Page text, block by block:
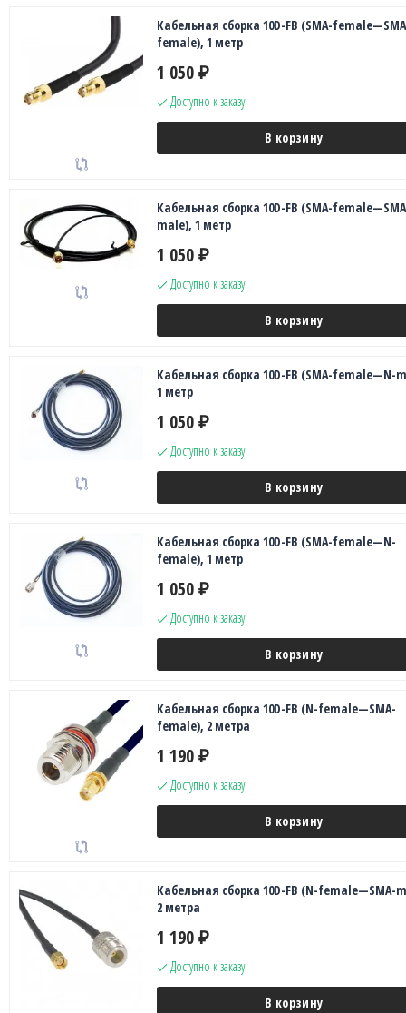
Кабельная сборка 10D-FB (SMA-
female), 1 метр
1 050 ₽
Доступно к заказу
В корзину
Кабельная сборка 10D-FB (SMA-
male), 1 метр
1 050 ₽
Доступно к заказу
В корзину
Кабельная сборка 10D-FB (SMA-female—N-
1 метр
1 050 ₽
Доступно к заказу
В корзину
Кабельная сборка 10D-FB (SMA-female—N-
female), 1 метр
1 050 ₽
Доступно к заказу
В корзину
Кабельная сборка 10D-FB (N-female—SMA-
female), 2 метра
1 190 ₽
Доступно к заказу
В корзину
Кабельная сборка 10D-FB (N-female—SMA-
2 метра
1 190 ₽
Доступно к заказу
В корзину